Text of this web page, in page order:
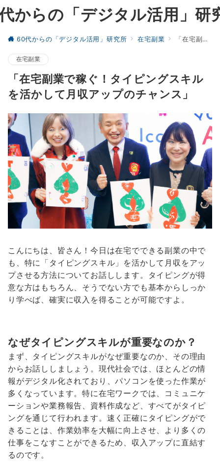
からの「デジタル活用」研
60代からの「デジタル活用」研究所 在宅副業 「在宅副業で稼ぐ！タイピングスキルを活かして月収アップのチャンス」
在宅副業
「在宅副業で稼ぐ！タイピングスキル
を活かして月収アップのチャンス」
こんにちは、皆さん！今日は在宅でできる副業の中で
も、特に「タイピングスキル」を活かして月収をアッ
プさせる方法についてお話しします。タイピングが得
意な方はもちろん、そうでない方でも基本からしっか
り学べば、確実に収入を得ることが可能ですよ。
なぜタイピングスキルが重要なのか？
まず、タイピングスキルがなぜ重要なのか、その理由
からお話ししましょう。現代社会では、ほとんどの情
報がデジタル化されており、パソコンを使った作業が
多くなっています。特に在宅ワークでは、コミュニケ
ーションや業務報告、資料作成など、すべてがタイピ
ングを通じて行われます。速く正確にタイピングがで
きることは、作業効率を大幅に向上させ、より多くの
仕事をこなすことができるため、収入アップに直結す
るのです。